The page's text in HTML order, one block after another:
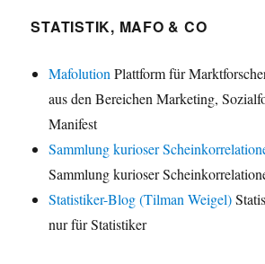
STATISTIK, MAFO & CO
Mafolution Plattform für
aus den Bereichen Marketing,
Manifest
Sammlung kurioser
Sammlung kurioser
Statistiker-Blog (Tilman Weigel)
nur für Statistiker